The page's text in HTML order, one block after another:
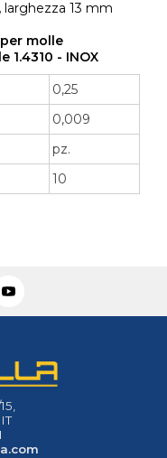
larghezza 13 mm
molle
1.4310 - INOX
0,25
0,009
pz.
10